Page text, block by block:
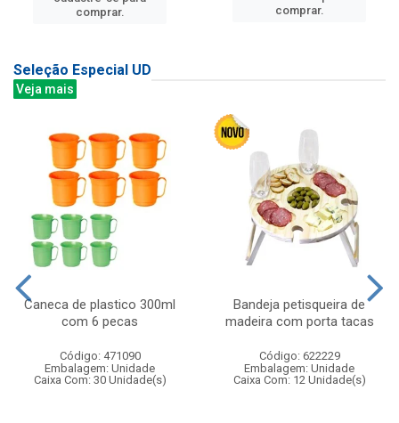
comprar.
comprar.
Seleção Especial UD
Veja mais
Caneca de plastico 300ml
com 6 pecas
Código: 471090
Embalagem: Unidade
Caixa Com: 30 Unidade(s)
Bandeja petisqueira de
madeira com porta tacas
Código: 622229
Embalagem: Unidade
Caixa Com: 12 Unidade(s)